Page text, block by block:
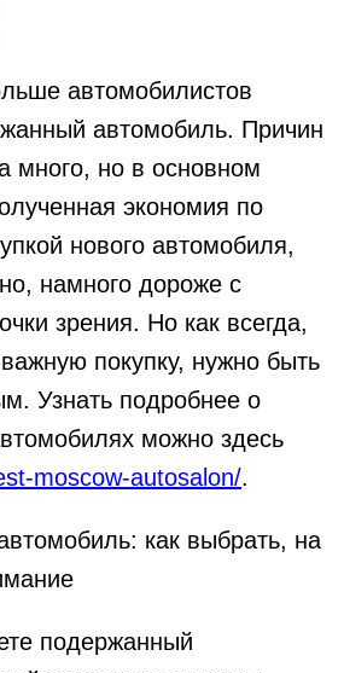
автомобилистов
автомобиль. Причин
много, но в основном
экономия по
нового автомобиля,
намного дороже с
зрения. Но как всегда,
покупку, нужно быть
Узнать подробнее о
можно здесь
moscow-autosalon/.
подержанный